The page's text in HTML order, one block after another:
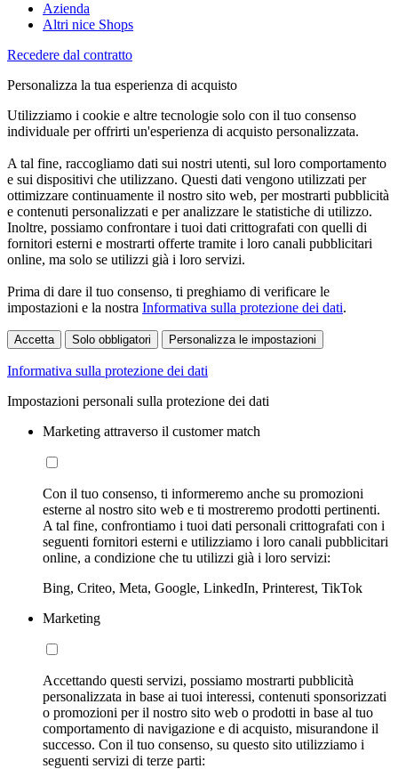
Azienda
Altri nice Shops
Recedere dal contratto
Personalizza la tua esperienza di acquisto
Utilizziamo i cookie e altre tecnologie solo con il tuo consenso
individuale per offrirti un'esperienza di acquisto personalizzata.
A tal fine, raccogliamo dati sui nostri utenti, sul loro comportamento
e sui dispositivi che utilizzano. Questi dati vengono utilizzati per
ottimizzare continuamente il nostro sito web, per mostrarti pubblicità
e contenuti personalizzati e per analizzare le statistiche di utilizzo.
Inoltre, possiamo confrontare i tuoi dati crittografati con quelli di
fornitori esterni e mostrarti offerte tramite i loro canali pubblicitari
online, ma solo se utilizzi già i loro servizi.
Prima di dare il tuo consenso, ti preghiamo di verificare le
impostazioni e la nostra Informativa sulla protezione dei dati.
Accetta Solo obbligatori Personalizza le impostazioni
Informativa sulla protezione dei dati
Impostazioni personali sulla protezione dei dati
Marketing attraverso il customer match
Con il tuo consenso, ti informeremo anche su promozioni
esterne al nostro sito web e ti mostreremo prodotti pertinenti.
A tal fine, confrontiamo i tuoi dati personali crittografati con i
seguenti fornitori esterni e utilizziamo i loro canali pubblicitari
online, a condizione che tu utilizzi già i loro servizi:
Bing, Criteo, Meta, Google, LinkedIn, Printerest, TikTok
Marketing
Accettando questi servizi, possiamo mostrarti pubblicità
personalizzata in base ai tuoi interessi, contenuti sponsorizzati
o promozioni per il nostro sito web o prodotti in base al tuo
comportamento di navigazione e di acquisto, misurandone il
successo. Con il tuo consenso, su questo sito utilizziamo i
seguenti servizi di terze parti: